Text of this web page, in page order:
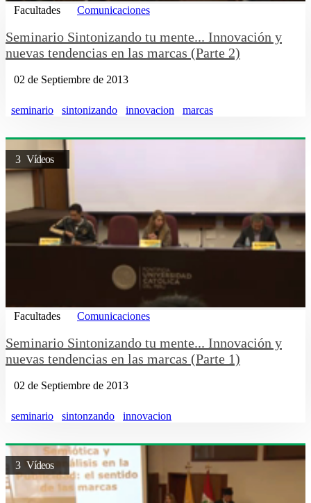
Facultades Comunicaciones
Seminario Sintonizando tu mente... Innovación y
nuevas tendencias en las marcas (Parte 2)
02 de Septiembre de 2013
seminario sintonizando innovacion marcas
3 Vídeos
Facultades Comunicaciones
Seminario Sintonizando tu mente... Innovación y
nuevas tendencias en las marcas (Parte 1)
02 de Septiembre de 2013
seminario sintonzando innovacion
3 Vídeos